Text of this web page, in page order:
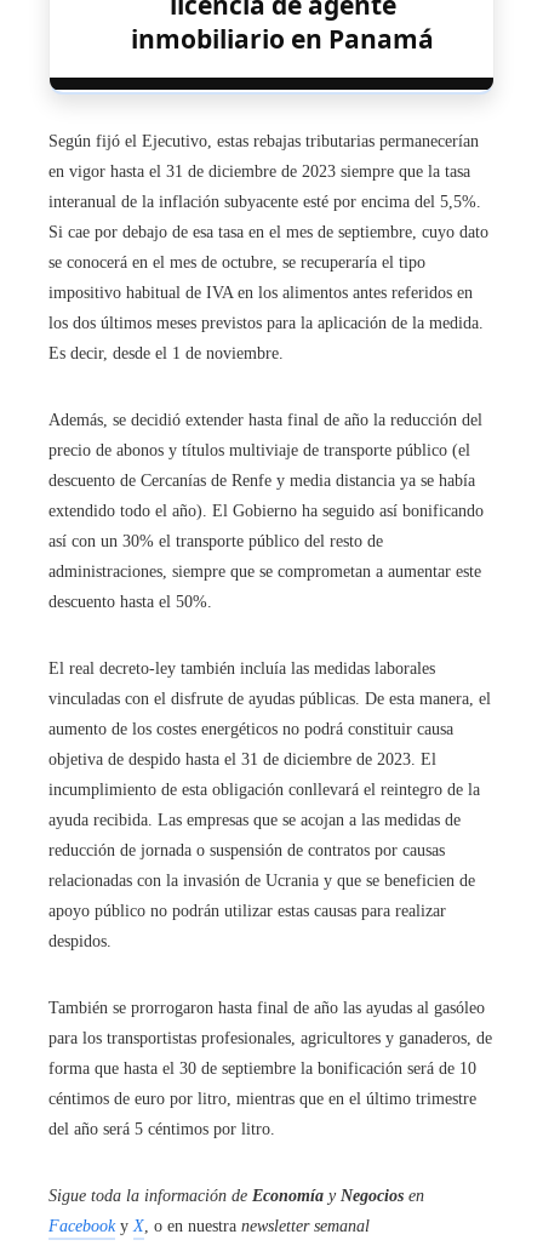
inmobiliario en Panamá
Según fijó el Ejecutivo, estas rebajas tributarias permanecerían
en vigor hasta el 31 de diciembre de 2023 siempre que la tasa
interanual de la inflación subyacente esté por encima del 5,5%.
Si cae por debajo de esa tasa en el mes de septiembre, cuyo dato
se conocerá en el mes de octubre, se recuperaría el tipo
impositivo habitual de IVA en los alimentos antes referidos en
los dos últimos meses previstos para la aplicación de la medida.
Es decir, desde el 1 de noviembre.
Además, se decidió extender hasta final de año la reducción del
precio de abonos y títulos multiviaje de transporte público (el
descuento de Cercanías de Renfe y media distancia ya se había
extendido todo el año). El Gobierno ha seguido así bonificando
así con un 30% el transporte público del resto de
administraciones, siempre que se comprometan a aumentar este
descuento hasta el 50%.
El real decreto-ley también incluía las medidas laborales
vinculadas con el disfrute de ayudas públicas. De esta manera, el
aumento de los costes energéticos no podrá constituir causa
objetiva de despido hasta el 31 de diciembre de 2023. El
incumplimiento de esta obligación conllevará el reintegro de la
ayuda recibida. Las empresas que se acojan a las medidas de
reducción de jornada o suspensión de contratos por causas
relacionadas con la invasión de Ucrania y que se beneficien de
apoyo público no podrán utilizar estas causas para realizar
despidos.
También se prorrogaron hasta final de año las ayudas al gasóleo
para los transportistas profesionales, agricultores y ganaderos, de
forma que hasta el 30 de septiembre la bonificación será de 10
céntimos de euro por litro, mientras que en el último trimestre
del año será 5 céntimos por litro.
Sigue toda la información de Economía y Negocios en
Facebooky X , o en nuestra newsletter semanal